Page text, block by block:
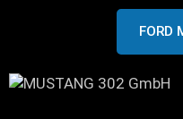
FORD